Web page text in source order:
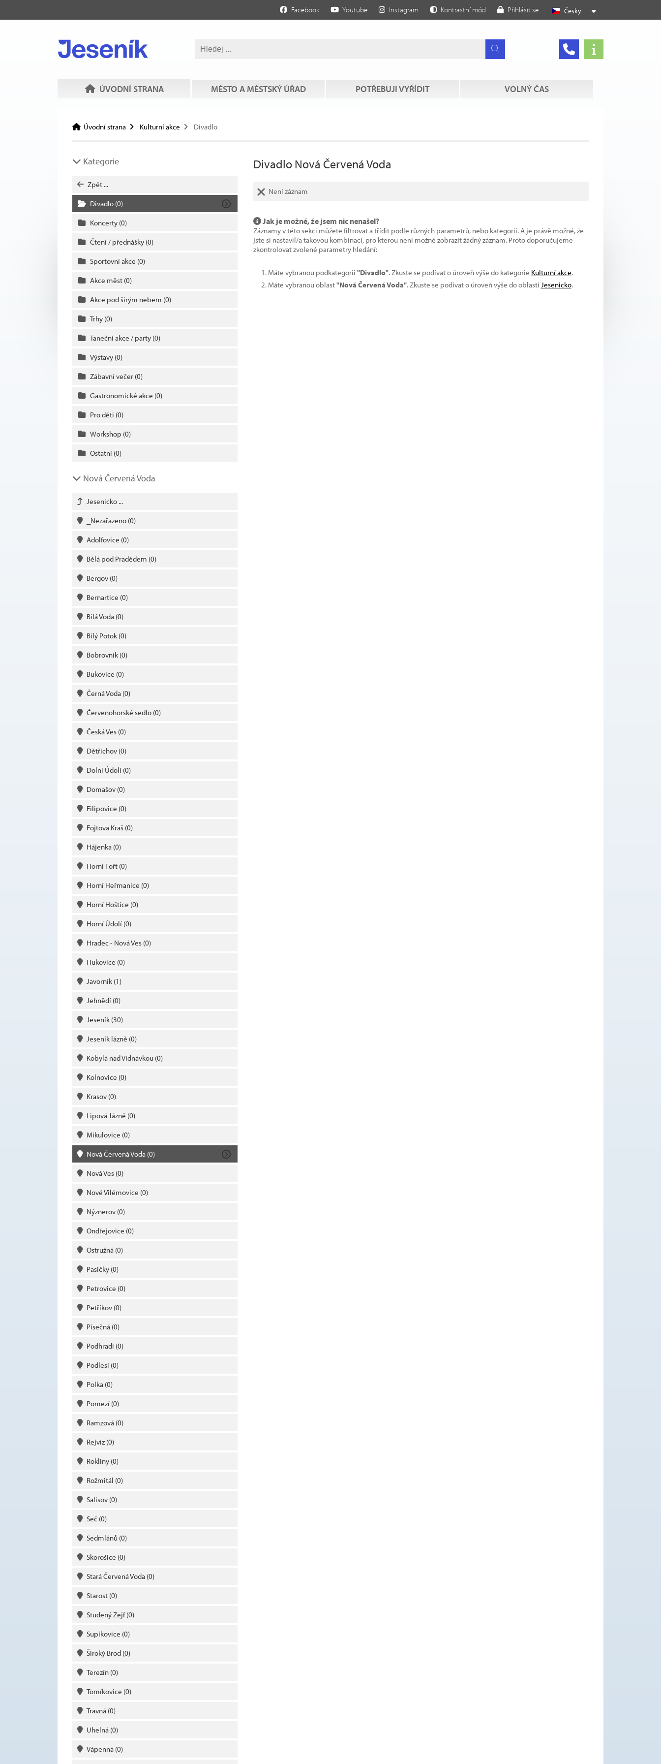
Česky
Facebook Youtube Instagram Kontrastní mód Přihlásit se
ÚVODNÍ STRANA MĚSTO A MĚSTSKÝ ÚŘAD POTŘEBUJI VYŘÍDIT VOLNÝ ČAS
Úvodní strana Kulturní akce Divadlo
Kategorie
Zpět ...
Divadlo (0)
Koncerty (0)
Čtení / přednášky (0)
Sportovní akce (0)
Akce měst (0)
Akce pod širým nebem (0)
Trhy (0)
Taneční akce / party (0)
Výstavy (0)
Zábavní večer (0)
Gastronomické akce (0)
Pro děti (0)
Workshop (0)
Ostatní (0)
Nová Červená Voda
Jesenicko ...
_Nezařazeno (0)
Adolfovice (0)
Bělá pod Pradědem (0)
Bergov (0)
Bernartice (0)
Bílá Voda (0)
Bílý Potok (0)
Bobrovník (0)
Bukovice (0)
Černá Voda (0)
Červenohorské sedlo (0)
Česká Ves (0)
Dětřichov (0)
Dolní Údolí (0)
Domašov (0)
Filipovice (0)
Fojtova Kraš (0)
Hájenka (0)
Horní Fořt (0)
Horní Heřmanice (0)
Horní Hoštice (0)
Horní Údolí (0)
Hradec - Nová Ves (0)
Hukovice (0)
Javorník (1)
Jehnědí (0)
Jeseník (30)
Jeseník lázně (0)
Kobylá nad Vidnávkou (0)
Kolnovice (0)
Krasov (0)
Lipová-lázně (0)
Mikulovice (0)
Nová Červená Voda (0)
Nová Ves (0)
Nové Vilémovice (0)
Nýznerov (0)
Ondřejovice (0)
Ostružná (0)
Pasičky (0)
Petrovice (0)
Petříkov (0)
Písečná (0)
Podhradí (0)
Podlesí (0)
Polka (0)
Pomezí (0)
Ramzová (0)
Rejvíz(0)
Rokliny (0)
Rožmitál (0)
Salisov (0)
Seč (0)
Sedmlánů (0)
Skorošice (0)
Stará Červená Voda (0)
Starost (0)
Studený Zejf(0)
Supíkovice (0)
Široký Brod (0)
Terezín (0)
Tomíkovice (0)
Travná (0)
Uhelná (0)
Vápenná (0)
Divadlo Nová Červená Voda
Není záznam
Jak je možné, že jsem nic nenašel?
Záznamy v této sekci můžete filtrovat a třídit podle různých parametrů, nebo kategorií. A je právě možné, že
jste si nastavil/a takovou kombinaci, pro kterou není možné zobrazit žádný záznam. Proto doporučujeme
zkontrolovat zvolené parametry hledání:
Máte vybranou podkategorii "Divadlo". Zkuste se podívat o úroveň výše do kategorie Kulturní akce.
Máte vybranou oblast"Nová Červená Voda". Zkuste se podívat o úroveň výše do oblasti Jesenicko.